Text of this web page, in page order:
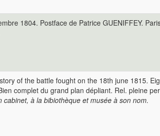
1804. Postface de Patrice GUENIFFEY.
of the battle fought on the 18th june 1815.
complet du grand plan dépliant. Rel. pleine
à la bibiothèque et musée à son nom.